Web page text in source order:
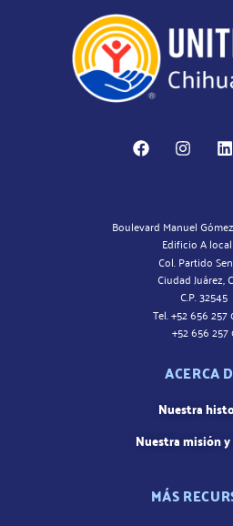
Boulevard Manuel
Edificio A
Col. Partido
Ciudad Juárez,
C.P. 32545
Tel. +52 656 257
+52 656 257
ACERCA
Nuestra
Nuestra misión
MÁS